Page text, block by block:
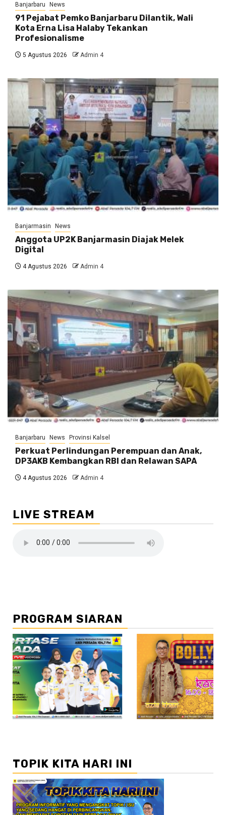
Banjarbaru News
91 Pejabat Pemko Banjarbaru Dilantik, Wali
Kota Erna Lisa Halaby Tekankan
Profesionalisme
5 Agustus 2026 Admin 4
Banjarmasin News
Anggota UP2K Banjarmasin Diajak Melek
Digital
4 Agustus 2026 Admin 4
Banjarbaru News Provinsi Kalsel
Perkuat Perlindungan Perempuan dan Anak,
DP3AKB Kembangkan RBI dan Relawan SAPA
4 Agustus 2026 Admin 4
LIVE STREAM
PROGRAM SIARAN
//2
TOPIK KITA HARI INI